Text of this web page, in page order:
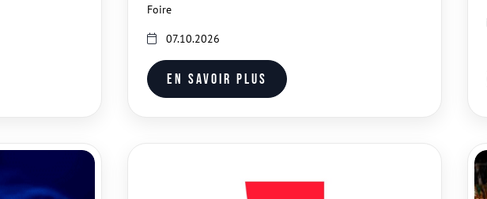
Foire
07.10.2026
En savoir plus